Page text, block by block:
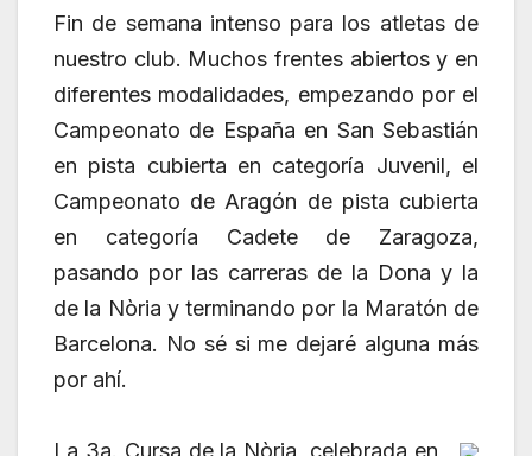
Fin de semana intenso para los atletas de
nuestro club. Muchos frentes abiertos y en
diferentes modalidades, empezando por el
Campeonato de España en San Sebastián
en pista cubierta en categoría Juvenil, el
Campeonato de Aragón de pista cubierta
en categoría Cadete de Zaragoza,
pasando por las carreras de la Dona y la
de la Nòria y terminando por la Maratón de
Barcelona. No sé si me dejaré alguna más
por ahí.